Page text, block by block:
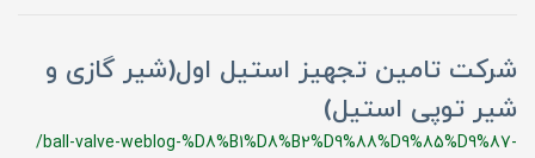
شرکت تامین تجهیز استیل اول(شیر گازی و
شیر توپی استیل)
/ball-valve-weblog-%D8%B1%D8%B2%D9%88%D9%85%D9%87-